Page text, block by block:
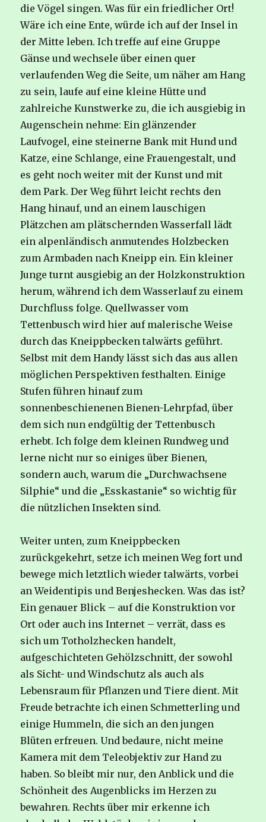
die Vögel singen. Was für ein friedlicher Ort!
Wäre ich eine Ente, würde ich auf der Insel in
der Mitte leben. Ich treffe auf eine Gruppe
Gänse und wechsele über einen quer
verlaufenden Weg die Seite, um näher am Hang
zu sein, laufe auf eine kleine Hütte und
zahlreiche Kunstwerke zu, die ich ausgiebig in
Augenschein nehme: Ein glänzender
Laufvogel, eine steinerne Bank mit Hund und
Katze, eine Schlange, eine Frauengestalt, und
es geht noch weiter mit der Kunst und mit
dem Park. Der Weg führt leicht rechts den
Hang hinauf, und an einem lauschigen
Plätzchen am plätschernden Wasserfall lädt
ein alpenländisch anmutendes Holzbecken
zum Armbaden nach Kneipp ein. Ein kleiner
Junge turnt ausgiebig an der Holzkonstruktion
herum, während ich dem Wasserlauf zu einem
Durchfluss folge. Quellwasser vom
Tettenbusch wird hier auf malerische Weise
durch das Kneippbecken talwärts geführt.
Selbst mit dem Handy lässt sich das aus allen
möglichen Perspektiven festhalten. Einige
Stufen führen hinauf zum
sonnenbeschienenen Bienen-Lehrpfad, über
dem sich nun endgültig der Tettenbusch
erhebt. Ich folge dem kleinen Rundweg und
lerne nicht nur so einiges über Bienen,
sondern auch, warum die „Durchwachsene
Silphie“ und die „Esskastanie“ so wichtig für
die nützlichen Insekten sind.
Weiter unten, zum Kneippbecken
zurückgekehrt, setze ich meinen Weg fort und
bewege mich letztlich wieder talwärts, vorbei
an Weidentipis und Benjeshecken. Was das ist?
Ein genauer Blick – auf die Konstruktion vor
Ort oder auch ins Internet – verrät, dass es
sich um Totholzhecken handelt,
aufgeschichteten Gehölzschnitt, der sowohl
als Sicht- und Windschutz als auch als
Lebensraum für Pflanzen und Tiere dient. Mit
Freude betrachte ich einen Schmetterling und
einige Hummeln, die sich an den jungen
Blüten erfreuen. Und bedaure, nicht meine
Kamera mit dem Teleobjektiv zur Hand zu
haben. So bleibt mir nur, den Anblick und die
Schönheit des Augenblicks im Herzen zu
bewahren. Rechts über mir erkenne ich